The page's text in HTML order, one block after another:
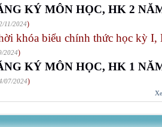
KÝ MÔN HỌC, HK 2
11/2024)
khóa biểu chính thức học kỳ I,
2024)
KÝ MÔN HỌC, HK 1
07/2024)